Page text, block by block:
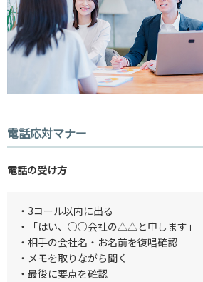
電話応対マナー
電話の受け方
・3コール以内に出る
・「はい、○○会社の△△と申します」
・相手の会社名・お名前を復唱確認
・メモを取りながら聞く
・最後に要点を確認